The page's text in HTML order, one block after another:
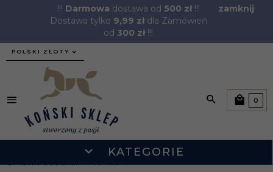
!!! Darmowa dostawa od 500 zł!!!
Dostawa tylko 9,99 złdla Zamówień
od 300 zł!!!
zamknij
currency_h
POLSKI ZŁOTY
KATEGORIE
0
STRONA GŁÓWNA MARKI